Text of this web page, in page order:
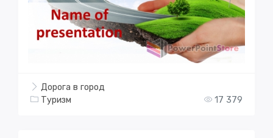
Дорога в город
Туризм
17 379